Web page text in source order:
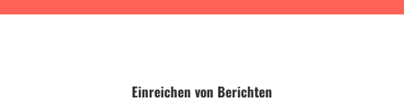
Einreichen von Berichten